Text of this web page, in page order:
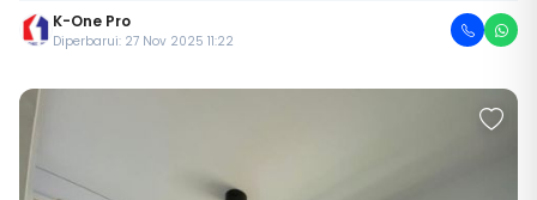
K-One Pro
Diperbarui: 27 Nov 2025 11:22